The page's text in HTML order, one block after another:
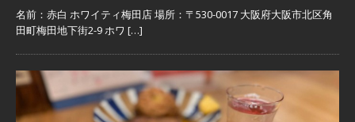
名前：赤白 ホワイティ梅田店 場所：〒530-0017 大阪府大阪市北区角
田町梅田地下街2-9 ホワ […]